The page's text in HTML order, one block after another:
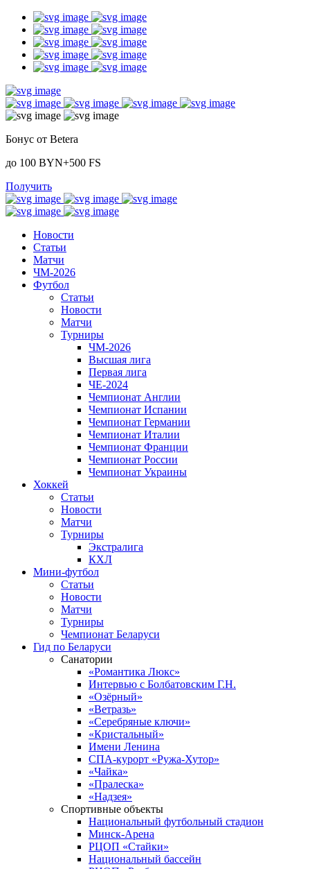
Бонус от Betera
до 100 BYN+500 FS
Получить
Новости
Статьи
Матчи
ЧМ-2026
Футбол
Статьи
Новости
Матчи
Турниры
ЧМ-2026
Высшая лига
Первая лига
ЧЕ-2024
Чемпионат Англии
Чемпионат Испании
Чемпионат Германии
Чемпионат Италии
Чемпионат Франции
Чемпионат России
Чемпионат Украины
Хоккей
Статьи
Новости
Матчи
Турниры
Экстралига
КХЛ
Мини-футбол
Статьи
Новости
Матчи
Турниры
Чемпионат Беларуси
Гид по Беларуси
Санатории
«Романтика Люкс»
Интервью с Болбатовским Г.Н.
«Озёрный»
«Ветразь»
«Серебряные ключи»
«Кристальный»
Имени Ленина
СПА-курорт «Ружа-Хутор»
«Чайка»
«Пралеска»
«Надзея»
Спортивные объекты
Национальный футбольный стадион
Минск-Арена
РЦОП «Стайки»
Национальный бассейн